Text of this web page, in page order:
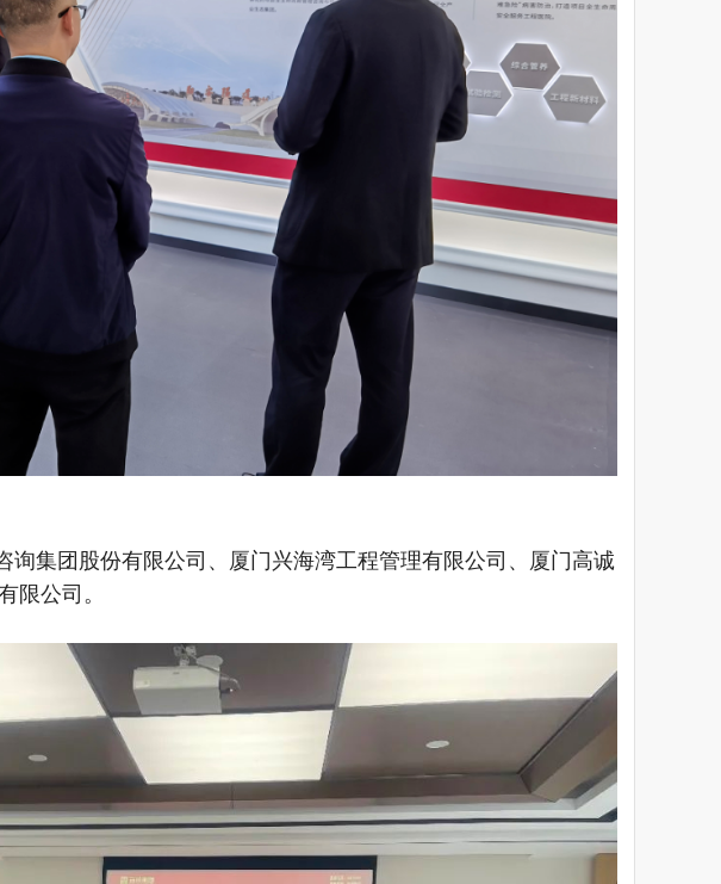
集团股份有限公司、厦门兴海湾工程管理有限公司、厦门高诚
限公司。